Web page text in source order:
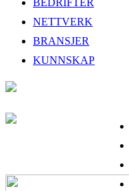
NETTVERK
BRANSJER
KUNNSKAP